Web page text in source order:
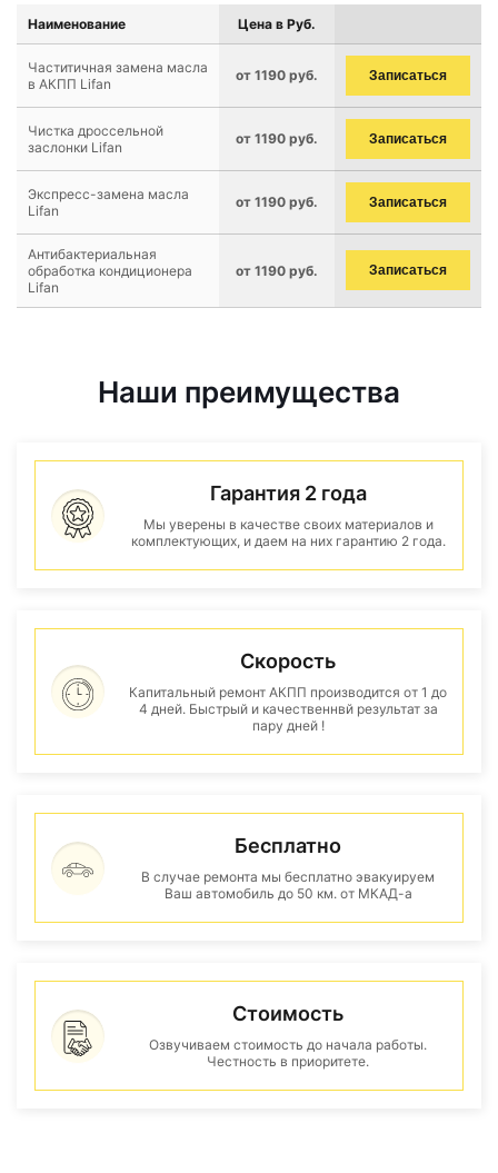
Наименование Цена в Руб.
Частитичная замена масла
в АКПП Lifan
от 1190 руб. Записаться
Чистка дроссельной
заслонки Lifan
от 1190 руб. Записаться
Экспресс-замена масла
Lifan
от 1190 руб. Записаться
Антибактериальная
обработка кондиционера
Lifan
от 1190 руб. Записаться
Наши преимущества
Гарантия 2 года
Мы уверены в качестве своих материалов и
комплектующих, и даем на них гарантию 2 года.
Скорость
Капитальный ремонт АКПП производится от 1 до
4 дней. Быстрый и качественнвй результат за
пару дней !
Бесплатно
В случае ремонта мы бесплатно эвакуируем
Ваш автомобиль до 50 км. от МКАД-а
Стоимость
Озвучиваем стоимость до начала работы.
Честность в приоритете.